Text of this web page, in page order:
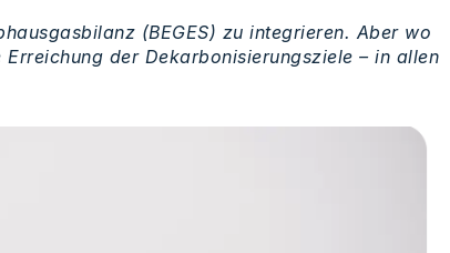
(BEGES) zu integrieren. Aber wo
der Dekarbonisierungsziele – in allen